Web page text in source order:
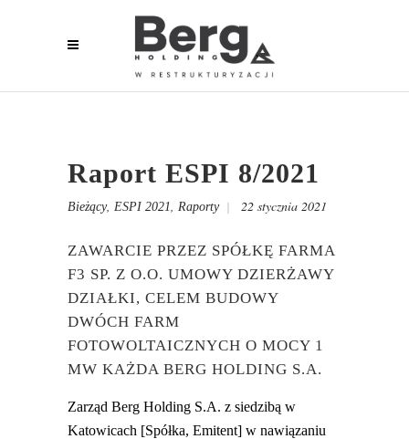
Raport ESPI 8/2021
Bieżący, ESPI 2021, Raporty 22 stycznia 2021
ZAWARCIE PRZEZ SPÓŁKĘ FARMA
F3 SP. Z O.O. UMOWY DZIERŻAWY
DZIAŁKI, CELEM BUDOWY
DWÓCH FARM
FOTOWOLTAICZNYCH O MOCY 1
MW KAŻDA BERG HOLDING S.A.
Zarząd Berg Holding S.A. z siedzibą w
Katowicach [Spółka, Emitent] w nawiązaniu